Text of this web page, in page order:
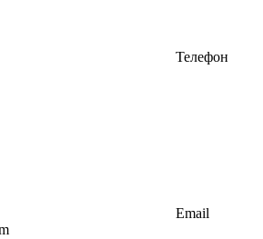
Телефон
Email